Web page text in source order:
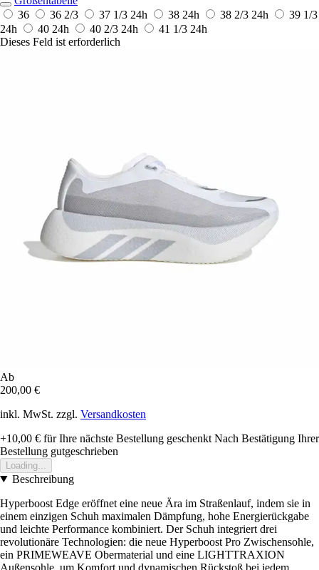
36
36 2/3 37 1/3 24h 38 24h 38 2/3 24h
39 1/3
24h
40 24h 40 2/3 24h 41 1/3 24h
Dieses Feld ist erforderlich
Ab
200,00 €
inkl. MwSt. zzgl. Versandkosten
+10,00 € für Ihre nächste Bestellung geschenkt Nach Bestätigung Ihrer
Bestellung gutgeschrieben
Loading...
Beschreibung
Hyperboost Edge eröffnet eine neue Ära im Straßenlauf, indem sie in
einem einzigen Schuh maximalen Dämpfung, hohe Energierückgabe
und leichte Performance kombiniert. Der Schuh integriert drei
revolutionäre Technologien: die neue Hyperboost Pro Zwischensohle,
ein PRIMEWEAVE Obermaterial und eine LIGHTTRAXION
Außensohle, um Komfort und dynamischen Rückstoß bei jedem